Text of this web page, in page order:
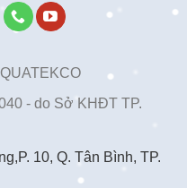
- do Sở KHĐT TP.
10, Q. Tân Bình, TP.